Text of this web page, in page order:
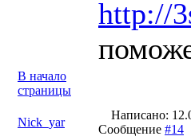
http://
В начало
страницы
Nick_yar
Написано:
Сообщение #14